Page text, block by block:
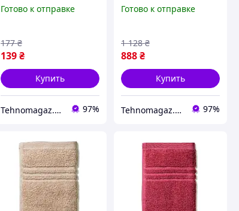
зеленый мох
Готово к отправке
139 ₴
177 ₴
Купить
Tehnomagaz.com.ua - это передовой интернет-магазин, специализирующийся на продаже техники 97%
Готово к отправке
888₴
1 128 ₴
Купить
Tehnomagaz.com.ua - это передовой интернет-магазин, специализирующийся на продаже техники 97%